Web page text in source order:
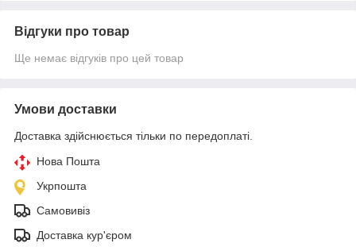
Відгуки про товар
Ще немає відгуків про цей товар
Умови доставки
Доставка здійснюється тільки по передоплаті.
Нова Пошта
Укрпошта
Самовивіз
Доставка кур'єром